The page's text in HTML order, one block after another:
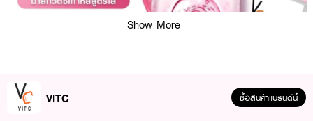
Show More
VITC ซื้อสินค้าแบรนด์นี้